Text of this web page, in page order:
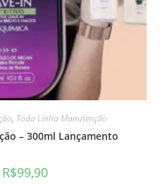
, Toda Linha Manutenção
– 300ml Lançamento
R$99,90